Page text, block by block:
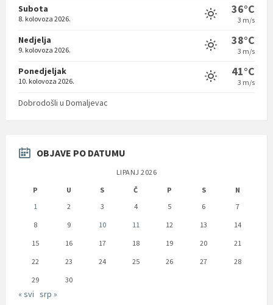
Subota
8. kolovoza 2026.
36°C
3 m/s
Nedjelja
9. kolovoza 2026.
38°C
3 m/s
Ponedjeljak
10. kolovoza 2026.
41°C
3 m/s
Dobrodošli u Domaljevac
OBJAVE PO DATUMU
LIPANJ 2026
P
U S Č P S
N
1
2 3 4 5 6
7
8
9 10 11 12 13
14
15
16 17 18 19 20
21
22
23 24 25 26 27
28
29
30
« svi srp »